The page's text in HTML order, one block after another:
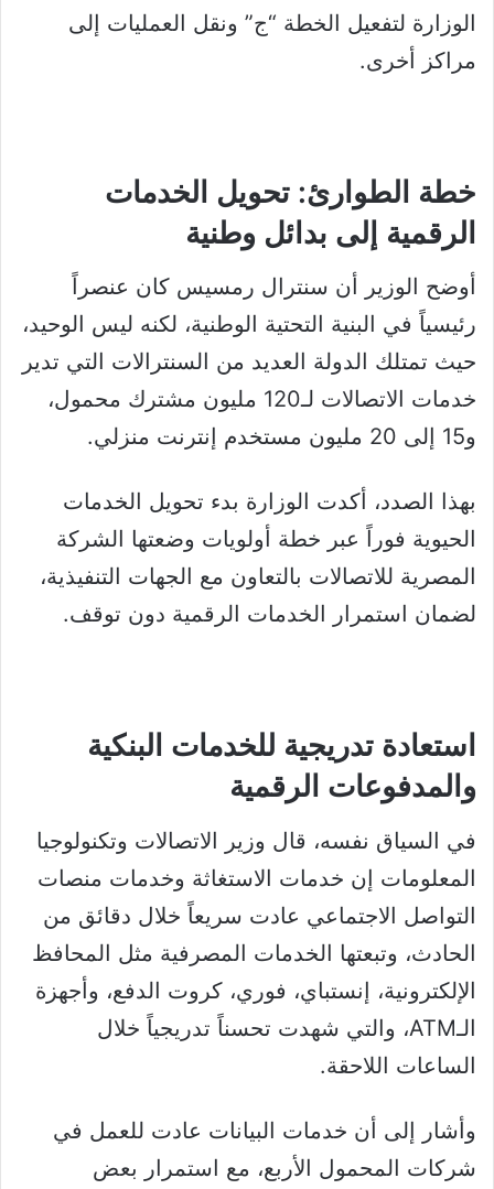
الوزارة لتفعيل الخطة “ج” ونقل العمليات إلى
مراكز أخرى.
خطة الطوارئ: تحويل الخدمات
الرقمية إلى بدائل وطنية
أوضح الوزير أن سنترال رمسيس كان عنصراً
رئيسياً في البنية التحتية الوطنية، لكنه ليس الوحيد،
حيث تمتلك الدولة العديد من السنترالات التي تدير
خدمات الاتصالات لـ120 مليون مشترك محمول،
و15 إلى 20 مليون مستخدم إنترنت منزلي.
بهذا الصدد، أكدت الوزارة بدء تحويل الخدمات
الحيوية فوراً عبر خطة أولويات وضعتها الشركة
المصرية للاتصالات بالتعاون مع الجهات التنفيذية،
لضمان استمرار الخدمات الرقمية دون توقف.
استعادة تدريجية للخدمات البنكية
والمدفوعات الرقمية
في السياق نفسه، قال وزير الاتصالات وتكنولوجيا
المعلومات إن خدمات الاستغاثة وخدمات منصات
التواصل الاجتماعي عادت سريعاً خلال دقائق من
الحادث، وتبعتها الخدمات المصرفية مثل المحافظ
الإلكترونية، إنستباي، فوري، كروت الدفع، وأجهزة
الـATM، والتي شهدت تحسناً تدريجياً خلال
الساعات اللاحقة.
وأشار إلى أن خدمات البيانات عادت للعمل في
شركات المحمول الأربع، مع استمرار بعض